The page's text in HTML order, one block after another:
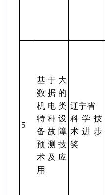
5
基于大
数据的
机电类
特种设
备故障
预测技
术及应
用
辽宁省
科学技
术进步
奖